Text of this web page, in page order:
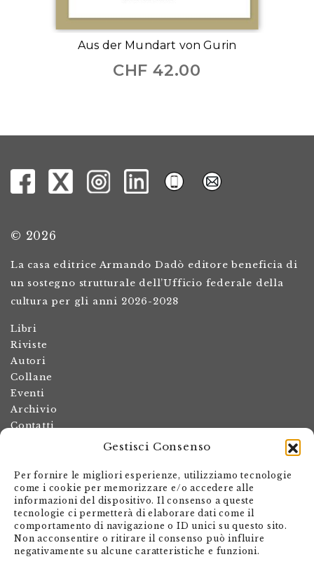
Gestisci Consenso
Per fornire le migliori esperienze, utilizziamo tecnologie
come i cookie per memorizzare e/o accedere alle
informazioni del dispositivo. Il consenso a queste
tecnologie ci permetterà di elaborare dati come il
comportamento di navigazione o ID unici su questo sito.
Non acconsentire o ritirare il consenso può influire
negativamente su alcune caratteristiche e funzioni.
Aus der Mundart von Gurin
CHF 42.00
© 2026
La casa editrice Armando Dadò editore beneficia di
un sostegno strutturale dell’Ufficio federale della
cultura per gli anni 2026-2028
Libri
Riviste
Autori
Collane
Eventi
Archivio
Contatti
Termini e condizioni
Spese di spedizione
Politica dei resi
Informativa sulla privacy
Il mio account
Carrello